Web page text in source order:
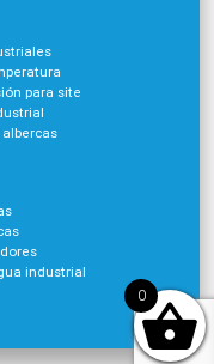
para site
industrial
0